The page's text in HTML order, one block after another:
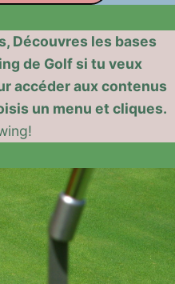
Découvres les bases
de Golf si tu veux
accéder aux contenus
un menu et cliques.